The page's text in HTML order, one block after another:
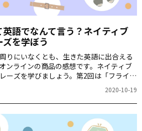
英語でなんて言う？ネイティブ
を学ぼう
りにいなくとも、生きた英語に出合える
ンラインの商品の感想です。ネイティブ
ーズを学びましょう。第2回は「フライパ
2020-10-19